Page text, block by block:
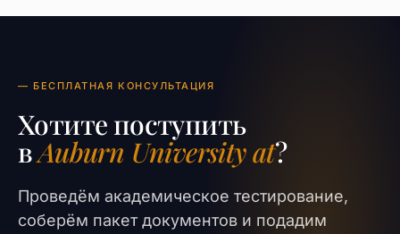
— БЕСПЛАТНАЯ КОНСУЛЬТАЦИЯ
Хотите поступить
вAuburn University at?
Проведём академическое тестирование,
соберём пакет документов и подадим